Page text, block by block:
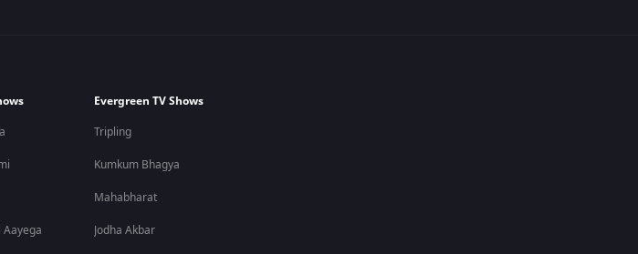
Evergreen TV Shows
Tripling
Kumkum Bhagya
Mahabharat
Jodha Akbar